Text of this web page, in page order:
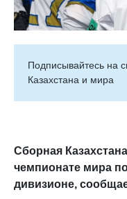
Подписывайтесь на
Казахстана и мира
Сборная
чемпионате мира
дивизионе,